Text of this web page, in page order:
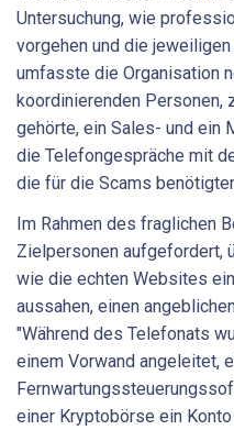
Untersuchung, wie
vorgehen und die
umfasste die Organisation
koordinierenden Personen,
gehörte, ein Sales- und ein
die Telefongespräche mit
die für die Scams
Im Rahmen des fraglichen
Zielpersonen aufgefordert,
wie die echten Websites
aussahen, einen
"Während des Telefonats
einem Vorwand angeleitet,
einer Kryptobörse ein